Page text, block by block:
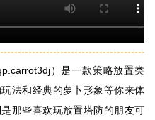
）是一款策略放置类
法和经典的萝卜形象等你来体
那些喜欢玩放置塔防的朋友可